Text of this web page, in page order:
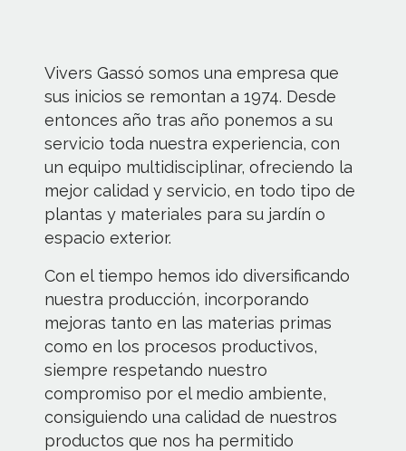
Vivers Gassó somos una empresa que
sus inicios se remontan a 1974. Desde
entonces año tras año ponemos a su
servicio toda nuestra experiencia, con
un equipo multidisciplinar, ofreciendo la
mejor calidad y servicio, en todo tipo de
plantas y materiales para su jardín o
espacio exterior.
Con el tiempo hemos ido diversificando
nuestra producción, incorporando
mejoras tanto en las materias primas
como en los procesos productivos,
siempre respetando nuestro
compromiso por el medio ambiente,
consiguiendo una calidad de nuestros
productos que nos ha permitido